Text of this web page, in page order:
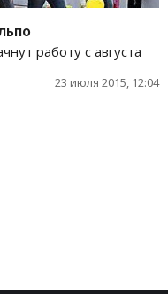
работу с августа
23 июля 2015, 12:04